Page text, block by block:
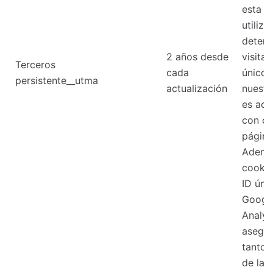
Terceros
persistente__utma
2 años desde
cada
actualización
esta
utiliza
es
con
ID
tanto
de la